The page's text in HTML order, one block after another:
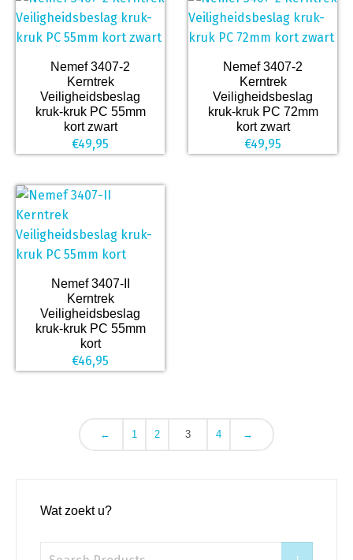
Nemef 3407-2
Kerntrek
Veiligheidsbeslag
kruk-kruk PC 55mm
kort zwart
€49,95
Nemef 3407-2
Kerntrek
Veiligheidsbeslag
kruk-kruk PC 72mm
kort zwart
€49,95
Nemef 3407-II
Kerntrek
Veiligheidsbeslag
kruk-kruk PC 55mm
kort
€46,95
← 1 2 3 4 →
Wat zoekt u?